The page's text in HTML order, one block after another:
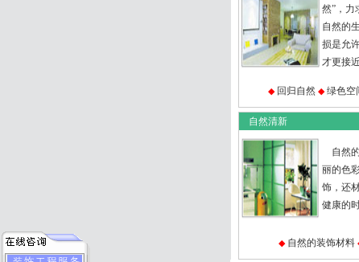
然”，力
自然的
损是允
才更接
◆回归自然 ◆绿色空
自然清新
自然
丽的色
饰，还
健康的
◆自然的装饰材料